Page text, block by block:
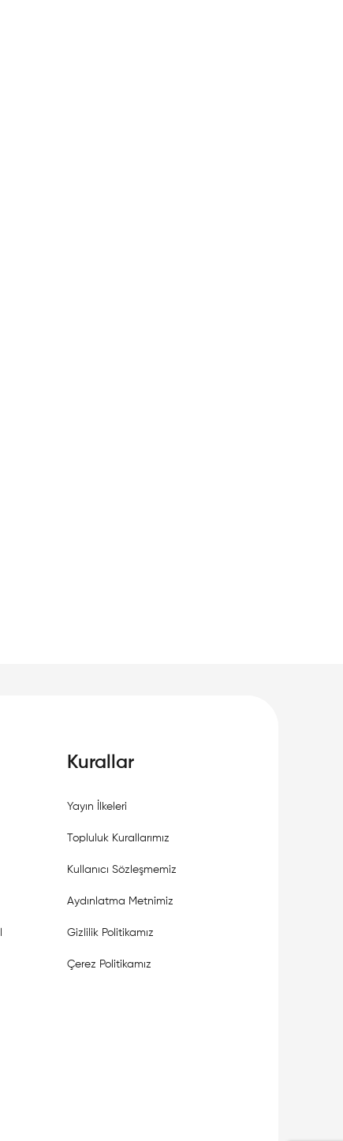
Kurallar
Yayın İlkeleri
Topluluk Kurallarımız
Kullanıcı Sözleşmemiz
Aydınlatma Metnimiz
Gizlilik Politikamız
Çerez Politikamız